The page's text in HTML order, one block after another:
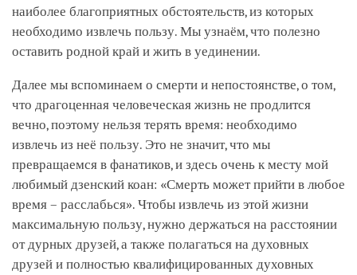
наиболее благоприятных обстоятельств, из которых
необходимо извлечь пользу. Мы узнаём, что полезно
оставить родной край и жить в уединении.
Далее мы вспоминаем о смерти и непостоянстве, о том,
что драгоценная человеческая жизнь не продлится
вечно, поэтому нельзя терять время: необходимо
извлечь из неё пользу. Это не значит, что мы
превращаемся в фанатиков, и здесь очень к месту мой
любимый дзенский коан: «Смерть может прийти в любое
время – расслабься». Чтобы извлечь из этой жизни
максимальную пользу, нужно держаться на расстоянии
от дурных друзей, а также полагаться на духовных
друзей и полностью квалифицированных духовных